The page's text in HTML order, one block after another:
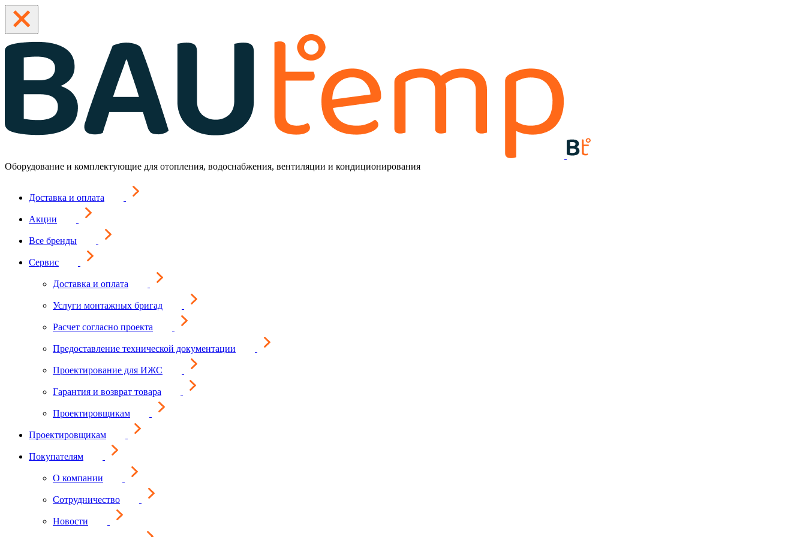
Оборудование и комплектующие для отопления, водоснабжения, вентиляции и кондиционирования
Доставка и оплата
Акции
Все бренды
Сервис
Доставка и оплата
Услуги монтажных бригад
Расчет согласно проекта
Предоставление технической документации
Проектирование для ИЖС
Гарантия и возврат товара
Проектировщикам
Проектировщикам
Покупателям
О компании
Сотрудничество
Новости